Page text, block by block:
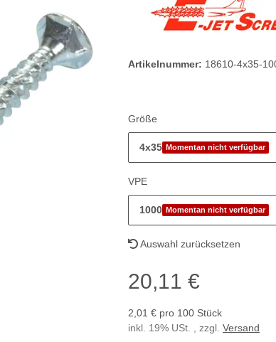
Artikelnummer: 18610-4x35-
Größe
4x35 Momentan nicht verfügbar
VPE
1000 Momentan nicht verfügbar
Auswahl zurücksetzen
20,11 €
2,01 € pro 100 Stück
inkl. 19% USt. , zzgl. Versand